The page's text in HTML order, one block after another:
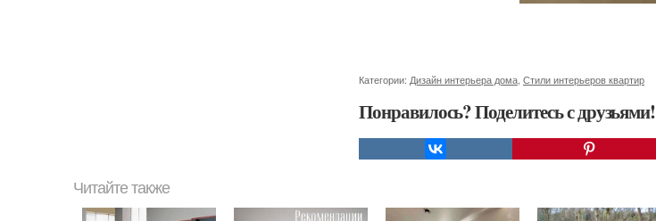
Категории: Дизайн интерьера дома Стили интерьеров квартир
Понравилось? Поделитесь с друзьями!
Читайте также